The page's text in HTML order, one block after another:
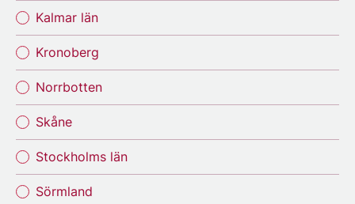
Kalmar län
Kronoberg
Norrbotten
Skåne
Stockholms län
Sörmland